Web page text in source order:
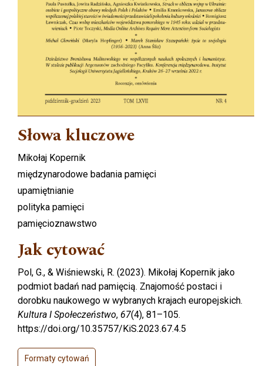
Słowa kluczowe
Mikołaj Kopernik
międzynarodowe badania pamięci
upamiętnianie
polityka pamięci
pamięcioznawstwo
Jak cytować
Pol, G., & Wiśniewski, R. (2023). Mikołaj Kopernik jako
podmiot badań nad pamięcią. Znajomość postaci i
dorobku naukowego w wybranych krajach europejskich.
Kultura I Społeczeństwo, 67(4), 81–105.
https://doi.org/10.35757/KiS.2023.67.4.5
Formaty cytowań